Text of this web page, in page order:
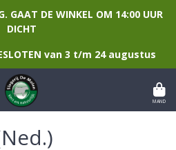
GAAT DE WINKEL OM 14:00 UUR
DICHT
van 3 t/m 24 augustus
MAND